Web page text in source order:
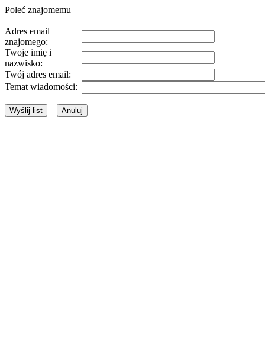
Poleć znajomemu
Adres email
znajomego:
Twoje imię i
nazwisko:
Twój adres email:
Temat wiadomości: